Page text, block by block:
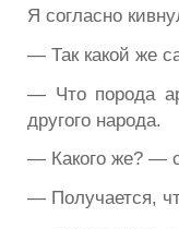
Я согласно
— Так какой же
— Что порода
другого народа.
— Какого же? — с
— Получается,